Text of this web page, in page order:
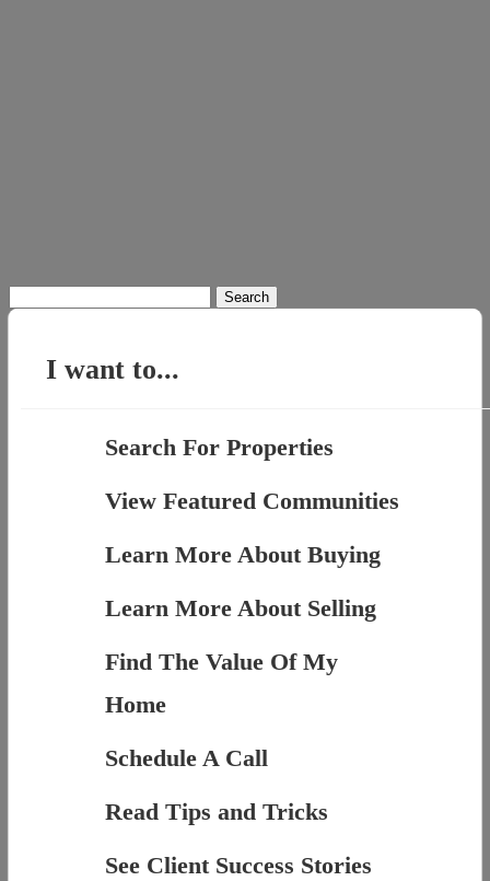
for:
I want to...
Search For Properties
View Featured Communities
Learn More About Buying
Learn More About Selling
Find The Value Of My
Home
Schedule A Call
Read Tips and Tricks
See Client Success Stories